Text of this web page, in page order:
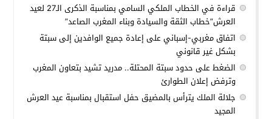
قراءة في الخطاب الملكي السامي بمناسبة الذكرى الـ27 لعيد
العرش”خطاب الثقة والسيادة وبناء المغرب الصاعد”
اتفاق مغربي-إسباني على إعادة جميع الوافدين إلى سبتة
بشكل غير قانوني
الضغط على حدود سبتة المحتلة.. مدريد تشيد بتعاون المغرب
وترفض إعلان الطوارئ
جلالة الملك يترأس بالمضيق حفل استقبال بمناسبة عيد العرش
المجيد